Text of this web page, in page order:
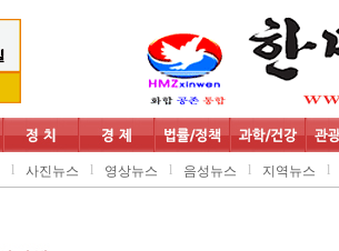
l 사진뉴스 l 영상뉴스 l 음성뉴스 l 지역뉴스 l